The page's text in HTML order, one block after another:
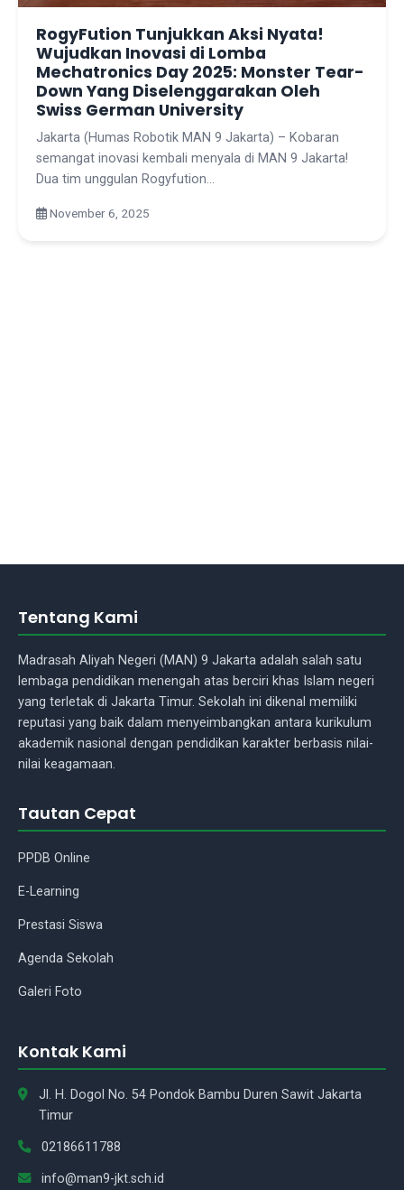
RogyFution Tunjukkan Aksi Nyata!
Wujudkan Inovasi di Lomba
Mechatronics Day 2025: Monster Tear-
Down Yang Diselenggarakan Oleh
Swiss German University
Jakarta (Humas Robotik MAN 9 Jakarta) – Kobaran
semangat inovasi kembali menyala di MAN 9 Jakarta!
Dua tim unggulan Rogyfution…
November 6, 2025
Tentang Kami
Madrasah Aliyah Negeri (MAN) 9 Jakarta adalah salah satu
lembaga pendidikan menengah atas berciri khas Islam negeri
yang terletak di Jakarta Timur. Sekolah ini dikenal memiliki
reputasi yang baik dalam menyeimbangkan antara kurikulum
akademik nasional dengan pendidikan karakter berbasis nilai-
nilai keagamaan.
Tautan Cepat
PPDB Online
E-Learning
Prestasi Siswa
Agenda Sekolah
Galeri Foto
Kontak Kami
Jl. H. Dogol No. 54 Pondok Bambu Duren Sawit Jakarta
Timur
02186611788
info@man9-jkt.sch.id